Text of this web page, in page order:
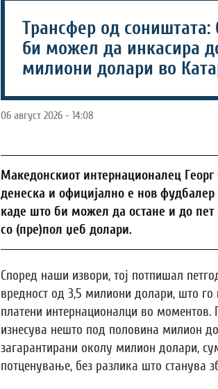
Трансфер од соништата:
би можел да инкасира
милиони долари во
06 август 2026 - 14:08
Македонскиот интернационалец Георг
денеска и официјално е нов фудбалер
каде што би можел да остане и до
со (пре)пол џеб долари.
Според наши извори, тој потпишал
вредност од 3,5 милиони долари, што
платени интернационалци во моментов.
изнесува нешто под половина милион
загарантирани околу милион долари,
потценување, без разлика што станува